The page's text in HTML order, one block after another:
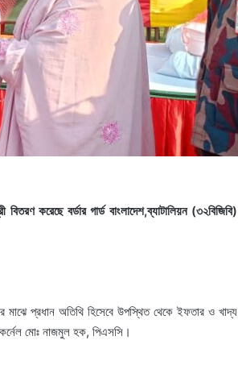
করেছে বর্ডার গার্ড বাংলাদেশ,ব্যাটালিয়ন (৩২বিজিবি)
প্রধান অতিথি হিসেবে উপস্থিত থেকে ইফতার ও খাদ্য
কর্নেল মোঃ নাজমুল হক, পিএসসি।